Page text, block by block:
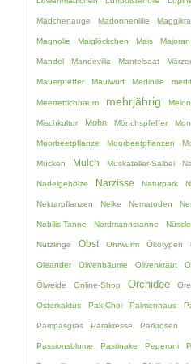
Mädchenauge Madonnenlilie
Magnolie Maiglöckchen Mais Majoran
Mandel Mandevilla Mantelsaat
Mauerpfeffer Maulwurf Medinille
Meerrettichbaum mehrjährig
Mischkultur Mohn Mönchspfeffer
Moorbeetpflanze Moorbeetpflanzen
Mücken Mulch Muskateller-Salbei
Nadelgehölze Narzisse Naturpark
Nektarpflanzen Nelke Nematoden
Nobilis-Tanne Nordmannstanne
Nützlinge Obst Ohrwurm Ökotypen
Oleander Olivenbäume Olivenkraut
Ölweide Online-Shop Orchidee
Osterkaktus Pak-Choi Palmenhaus
Pampasgras Parakresse Parkrosen
Passionsblume Pastinake Peperoni